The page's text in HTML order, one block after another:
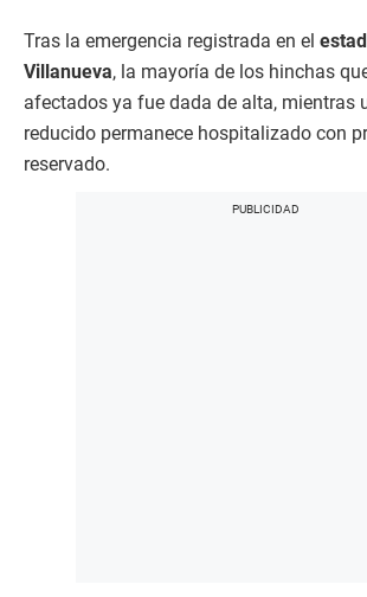
Tras la emergencia registrada en el
Villanueva, la mayoría de los hinchas
afectados ya fue dada de alta, mientras
reducido permanece hospitalizado con
reservado.